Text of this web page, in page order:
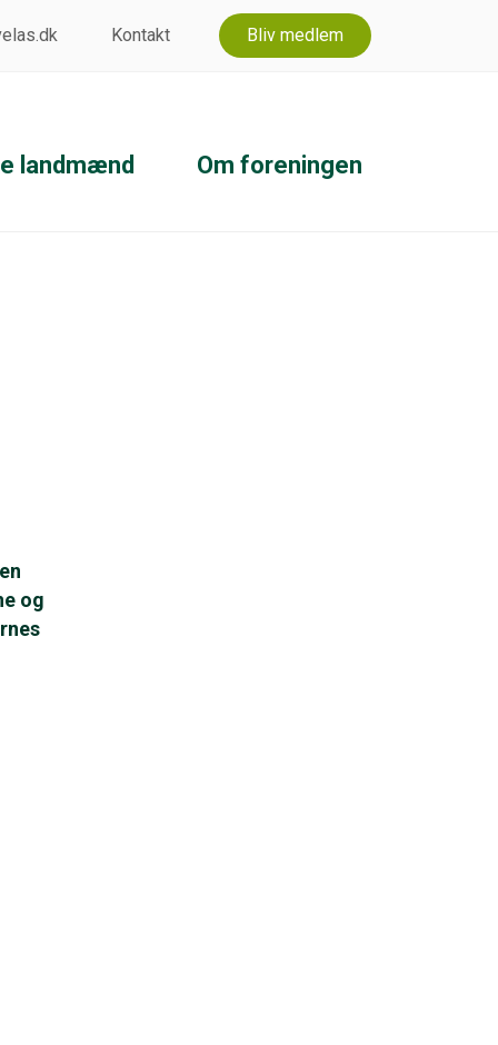
Kontakt Bliv medlem
landmænd Om foreningen
og